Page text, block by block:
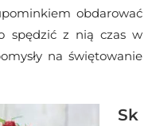
obdarować
spędzić z nią czas w
na świętowanie
Sk